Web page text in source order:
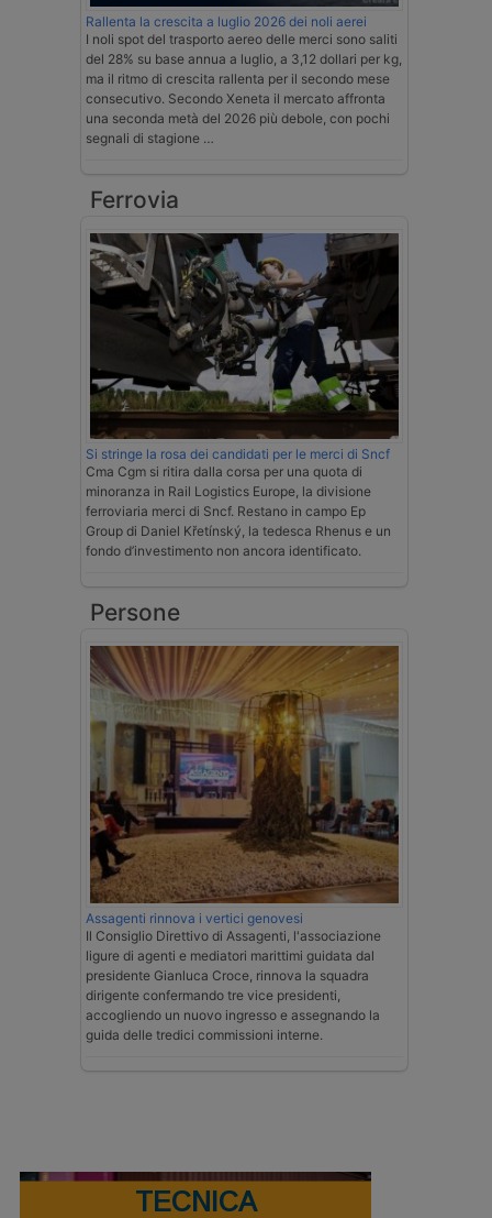
Rallenta la crescita a luglio 2026 dei noli aerei
I noli spot del trasporto aereo delle merci sono saliti
del 28% su base annua a luglio, a 3,12 dollari per kg,
ma il ritmo di crescita rallenta per il secondo mese
consecutivo. Secondo Xeneta il mercato affronta
una seconda metà del 2026 più debole, con pochi
segnali di stagione …
Ferrovia
Si stringe la rosa dei candidati per le merci di Sncf
Cma Cgm si ritira dalla corsa per una quota di
minoranza in Rail Logistics Europe, la divisione
ferroviaria merci di Sncf. Restano in campo Ep
Group di Daniel Křetínský, la tedesca Rhenus e un
fondo d’investimento non ancora identificato.
Persone
Assagenti rinnova i vertici genovesi
Il Consiglio Direttivo di Assagenti, l'associazione
ligure di agenti e mediatori marittimi guidata dal
presidente Gianluca Croce, rinnova la squadra
dirigente confermando tre vice presidenti,
accogliendo un nuovo ingresso e assegnando la
guida delle tredici commissioni interne.
TECNICA